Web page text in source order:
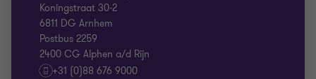
Koningstraat 30-2
6811 DG Arnhem
Postbus 2259
2400 CG Alphen a/d Rijn
+31 (0)88 676 9000